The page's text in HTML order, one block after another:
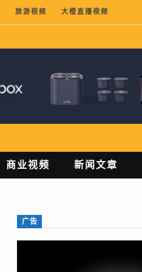
旅游视频 大橙直播视频
商业视频 新闻文章
广告